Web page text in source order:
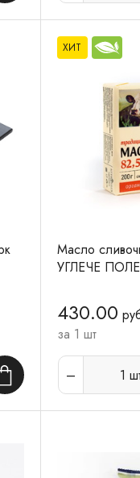
В корзину
ХИТ
Масло
УГЛЕЧЕ
430.00
за 1 шт
1